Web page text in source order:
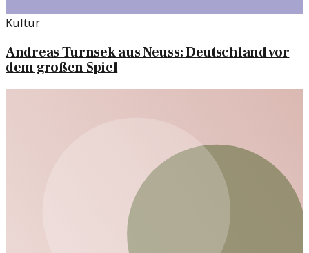
Kultur
Andreas Turnsek aus Neuss: Deutschland vor
dem großen Spiel